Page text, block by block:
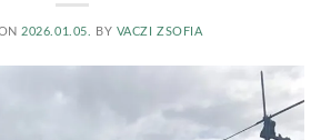
2026.01.05. BY VACZI ZSOFIA